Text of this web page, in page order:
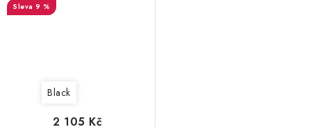
9 %
Black
2 105 Kč